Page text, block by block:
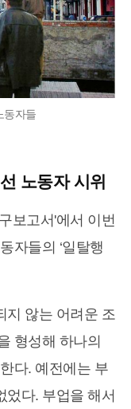
동자들
노동자 시위
보고서'에서 이번
자들의 ‘일탈행
지 않는 어려운 조
형성해 하나의
다. 예전에는 부
었다. 부업을 해서